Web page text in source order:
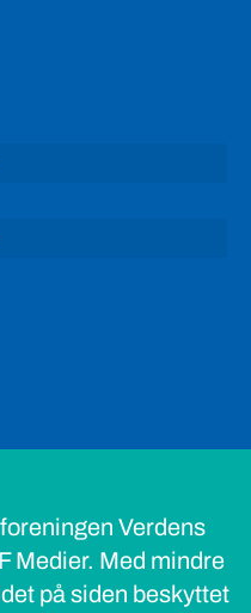
Verdens
Medier. Med mindre
på siden beskyttet